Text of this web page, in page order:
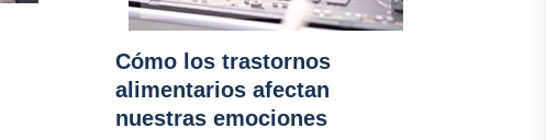
Cómo los trastornos
alimentarios afectan
nuestras emociones